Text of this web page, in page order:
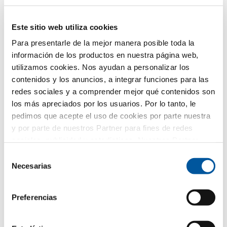
Este sitio web utiliza cookies
Para presentarle de la mejor manera posible toda la
información de los productos en nuestra página web,
utilizamos cookies. Nos ayudan a personalizar los
contenidos y los anuncios, a integrar funciones para las
redes sociales y a comprender mejor qué contenidos son
los más apreciados por los usuarios. Por lo tanto, le
pedimos que acepte el uso de cookies por parte nuestra
y por parte de nuestros Partner para fines de redes
proporcionados por usted o recogidos como parte de su
Necesarias
Preferencias
Solicitar muestra del producto
FIN-Slide Slim-line 170
Aluminio-Aluminio
Descargar ficha técnica de producto
Solicitar textos para mediciones
FIN-Project Slim-line Twin 78/88
Descargar ficha técnica de producto